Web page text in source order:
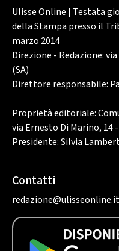
Ulisse Online | Testata
della Stampa presso il
marzo 2014
Direzione - Redazione:
(SA)
Direttore responsabile:
Proprietà editoriale:
via Ernesto Di Marino, 14
Presidente: Silvia
Contatti
redazione@ulisseonline.it